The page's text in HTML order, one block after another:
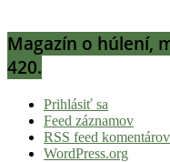
Magazín o húlení,
420.
Prihlásiť sa
Feed záznamov
RSS feed komentárov
WordPress.org